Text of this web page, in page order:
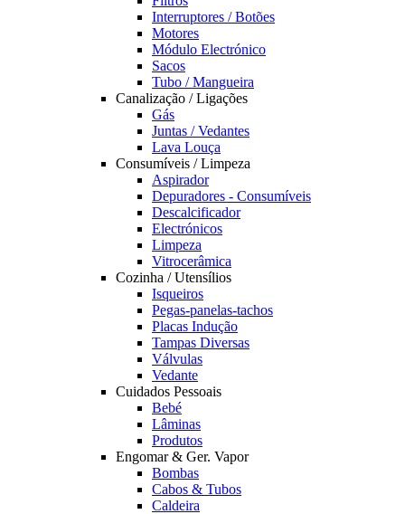
Interruptores / Botões
Motores
Módulo Electrónico
Sacos
Tubo / Mangueira
Canalização / Ligações
Gás
Juntas / Vedantes
Lava Louça
Consumíveis / Limpeza
Aspirador
Depuradores - Consumíveis
Descalcificador
Electrónicos
Limpeza
Vitrocerâmica
Cozinha / Utensílios
Isqueiros
Pegas-panelas-tachos
Placas Indução
Tampas Diversas
Válvulas
Vedante
Cuidados Pessoais
Bebé
Lâminas
Produtos
Engomar & Ger. Vapor
Bombas
Cabos & Tubos
Caldeira